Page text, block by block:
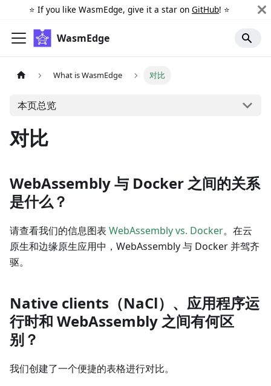
⭐️ If you like WasmEdge, give it a star on GitHub! ⭐️
WasmEdge
What is WasmEdge 对比
本页总览
对比
WebAssembly 与 Docker 之间的关系
是什么？
请查看我们的信息图表 WebAssembly vs. Docker。在云
原生和边缘原生应用中，WebAssembly 与 Docker 并驾齐
驱。
Native clients（NaCl）、应用程序运
行时和 WebAssembly 之间有何区
别？
我们创建了一个便捷的表格进行对比。